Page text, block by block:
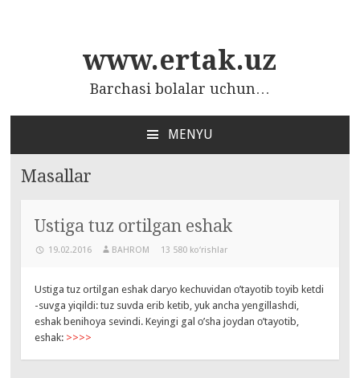
www.ertak.uz
Barchasi bolalar uchun…
MENYU
СОДЕРЖАНИЮ
Masallar
Ustiga tuz ortilgan eshak
19.02.2016 BAHROM 13 580 ko‘rishlar
Ustiga tuz ortilgan eshak daryo kechuvidan о’tayotib toyib ketdi
-suvga yiqildi: tuz suvda erib ketib, yuk ancha yengillashdi,
eshak benihoya sevindi. Keyingi gal о’sha joydan о’tayotib,
eshak: >>>>